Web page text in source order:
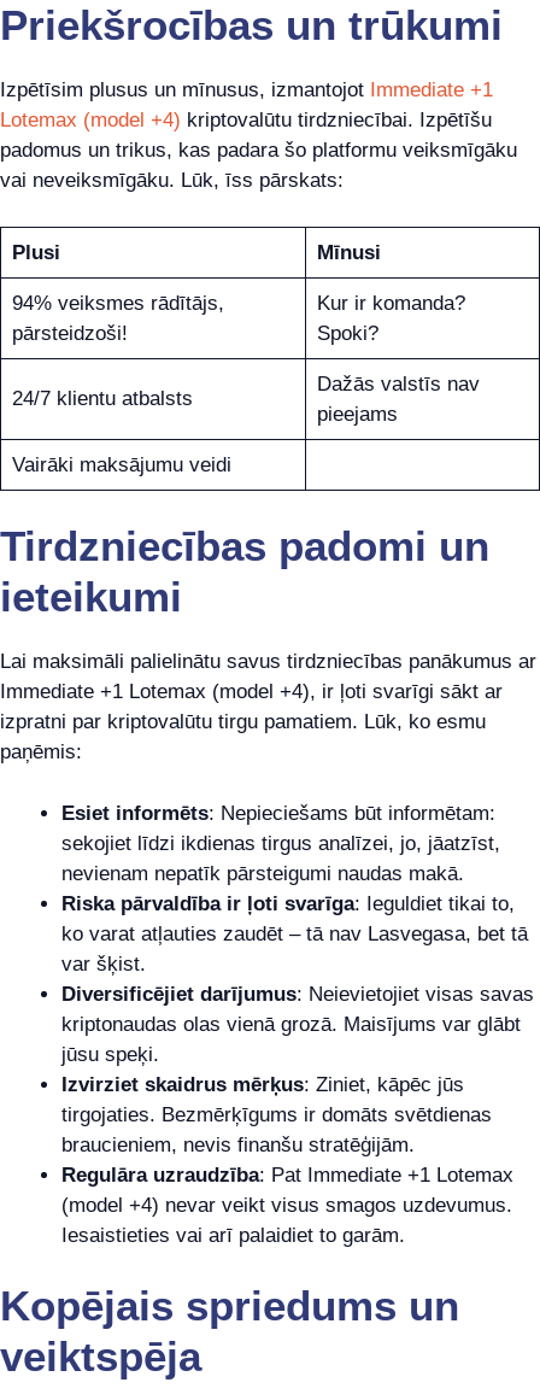
Priekšrocības un trūkumi
Izpētīsim plusus un mīnusus, izmantojot Immediate +1
Lotemax (model +4) kriptovalūtu tirdzniecībai. Izpētīšu
padomus un trikus, kas padara šo platformu veiksmīgāku
vai neveiksmīgāku. Lūk, īss pārskats:
Plusi Mīnusi
94% veiksmes rādītājs,
pārsteidzoši!
Kur ir komanda?
Spoki?
24/7 klientu atbalsts
Dažās valstīs nav
pieejams
Vairāki maksājumu veidi
Tirdzniecības padomi un
ieteikumi
Lai maksimāli palielinātu savus tirdzniecības panākumus ar
Immediate +1 Lotemax (model +4), ir ļoti svarīgi sākt ar
izpratni par kriptovalūtu tirgu pamatiem. Lūk, ko esmu
paņēmis:
Esiet informēts: Nepieciešams būt informētam:
sekojiet līdzi ikdienas tirgus analīzei, jo, jāatzīst,
nevienam nepatīk pārsteigumi naudas makā.
Riska pārvaldība ir ļoti svarīga: Ieguldiet tikai to,
ko varat atļauties zaudēt – tā nav Lasvegasa, bet tā
var šķist.
Diversificējiet darījumus: Neievietojiet visas savas
kriptonaudas olas vienā grozā. Maisījums var glābt
jūsu speķi.
Izvirziet skaidrus mērķus: Ziniet, kāpēc jūs
tirgojaties. Bezmērķīgums ir domāts svētdienas
braucieniem, nevis finanšu stratēģijām.
Regulāra uzraudzība: Pat Immediate +1 Lotemax
(model +4) nevar veikt visus smagos uzdevumus.
Iesaistieties vai arī palaidiet to garām.
Kopējais spriedums un
veiktspēja